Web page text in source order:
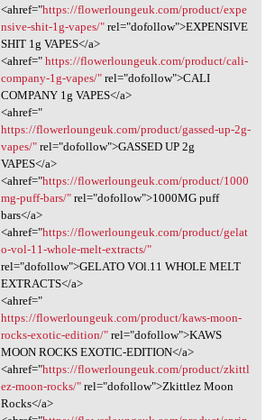
<ahref="https://flowerloungeuk.com/product/expe
nsive-shit-1g-vapes/"rel="dofollow">EXPENSIVE
SHIT 1g VAPES</a>
<ahref=" https://flowerloungeuk.com/product/cali-
company-1g-vapes/"rel="dofollow">CALI
COMPANY 1g VAPES</a>
<ahref="
https://flowerloungeuk.com/product/gassed-up-2g-
vapes/"rel="dofollow">GASSED UP 2g
VAPES</a>
<ahref="https://flowerloungeuk.com/product/1000
mg-puff-bars/"rel="dofollow">1000MG puff
bars</a>
<ahref="https://flowerloungeuk.com/product/gelat
o-vol-11-whole-melt-extracts/"
rel="dofollow">GELATO VOl.11 WHOLE MELT
EXTRACTS</a>
<ahref="
https://flowerloungeuk.com/product/kaws-moon-
rocks-exotic-edition/"rel="dofollow">KAWS
MOON ROCKS EXOTIC-EDITION</a>
<ahref="https://flowerloungeuk.com/product/zkittl
ez-moon-rocks/"rel="dofollow">Zkittlez Moon
Rocks</a>